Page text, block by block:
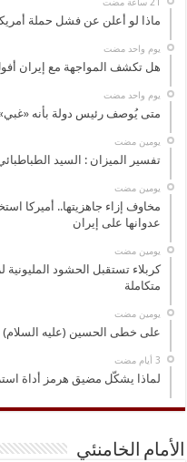
ماذا لو أعلن عن فشل حملة
‏يوم واحد مضت
هل تكشف المواجهة مع إيران أفول
‏يوم واحد مضت
متى يُوصف رئيس دولة بأنه
‏يومين مضت
تفسير الميزان : السيد
‏يومين مضت
مخاوف إزاء جاهزيتها.. أميركا
عدوانها على إيران
‏يومين مضت
كربلاء تستقبل الحشود المليونية
متكاملة
‏يومين مضت
على خطى الحسين (عليه
لماذا يشكّل مضيق هرمز أداة
الأمام الخامنئي